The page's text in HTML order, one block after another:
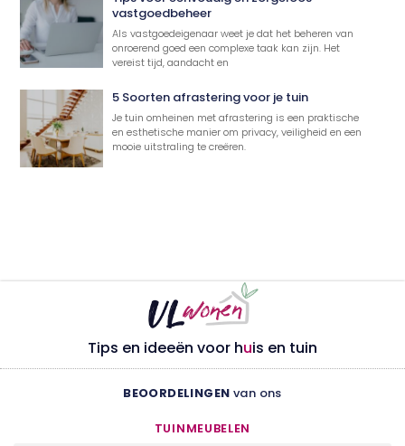
vastgoedbeheer
Als vastgoedeigenaar weet je dat het beheren van
onroerend goed een complexe taak kan zijn. Het
vereist tijd, aandacht en
5 Soorten afrastering voor je tuin
Je tuin omheinen met afrastering is een praktische
en esthetische manier om privacy, veiligheid en een
mooie uitstraling te creëren.
Tips en ideeën voor huis en tuin
BEOORDELINGEN van ons
TUINMEUBELEN